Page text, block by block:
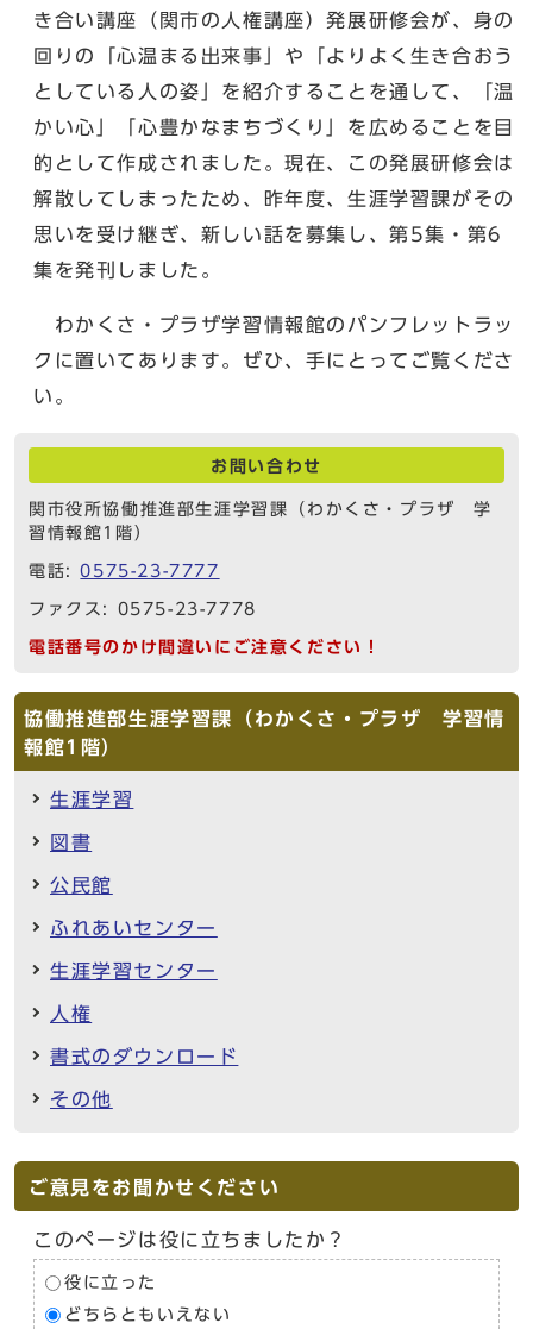
き合い講座（関市の人権講座）発展研修会が、身の
回りの「心温まる出来事」や「よりよく生き合おう
としている人の姿」を紹介することを通して、「温
かい心」「心豊かなまちづくり」を広めることを目
的として作成されました。現在、この発展研修会は
解散してしまったため、昨年度、生涯学習課がその
思いを受け継ぎ、新しい話を募集し、第5集・第6
集を発刊しました。
わかくさ・プラザ学習情報館のパンフレットラッ
クに置いてあります。ぜひ、手にとってご覧くださ
い。
お問い合わせ
関市役所協働推進部生涯学習課（わかくさ・プラザ 学
習情報館1階）
電話:0575-23-7777
ファクス: 0575-23-7778
電話番号のかけ間違いにご注意ください！
協働推進部生涯学習課（わかくさ・プラザ 学習情
報館1階）
生涯学習
図書
公民館
ふれあいセンター
生涯学習センター
人権
書式のダウンロード
その他
ご意見をお聞かせください
このページは役に立ちましたか？
役に立った
どちらともいえない